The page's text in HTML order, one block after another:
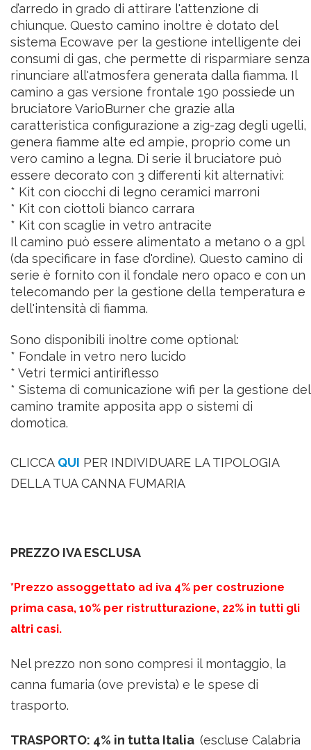
d’arredo in grado di attirare l'attenzione di
chiunque. Questo camino inoltre è dotato del
sistema Ecowave per la gestione intelligente dei
consumi di gas, che permette di risparmiare senza
rinunciare all'atmosfera generata dalla fiamma. Il
camino a gas versione frontale 190 possiede un
bruciatore VarioBurner che grazie alla
caratteristica configurazione a zig-zag degli ugelli,
genera fiamme alte ed ampie, proprio come un
vero camino a legna. Di serie il bruciatore può
essere decorato con 3 differenti kit alternativi:
* Kit con ciocchi di legno ceramici marroni
* Kit con ciottoli bianco carrara
* Kit con scaglie in vetro antracite
Il camino può essere alimentato a metano o a gpl
(da specificare in fase d'ordine). Questo camino di
serie è fornito con il fondale nero opaco e con un
telecomando per la gestione della temperatura e
dell'intensità di fiamma.
Sono disponibili inoltre come optional:
* Fondale in vetro nero lucido
* Vetri termici antiriflesso
* Sistema di comunicazione wifi per la gestione del
camino tramite apposita app o sistemi di
domotica.
CLICCA QUI PER INDIVIDUARE LA TIPOLOGIA
DELLA TUA CANNA FUMARIA
PREZZO IVA ESCLUSA
*Prezzo assoggettato ad iva 4% per costruzione
prima casa, 10% per ristrutturazione, 22% in tutti gli
altri casi.
Nel prezzo non sono compresi il montaggio, la
canna fumaria (ove prevista) e le spese di
trasporto.
TRASPORTO: 4% in tutta Italia (escluse Calabria